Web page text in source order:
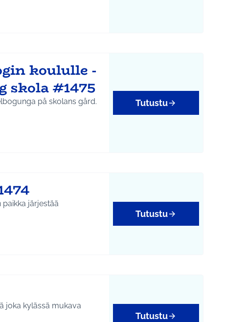
koululle -
skola #1475
på skolans gård.
Tutustu
järjestää
Tutustu
joka kylässä mukava
Tutustu